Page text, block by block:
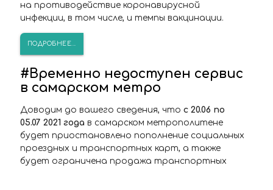
на противодействие коронавирусной
инфекции, в том числе, и темпы вакцинации.
ПОДРОБНЕЕ...
#Временно недоступен сервис
в самарском метро
Доводим до вашего сведения, что с 20.06 по
05.07 2021 года в самарском метрополитене
будет приостановлено пополнение социальных
проездных и транспортных карт, а также
будет ограничена продажа транспортных